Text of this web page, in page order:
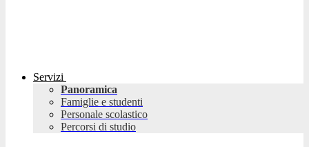
Servizi
Panoramica
Famiglie e studenti
Personale scolastico
Percorsi di studio